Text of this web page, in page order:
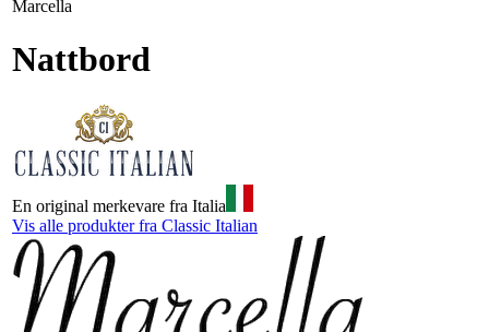
Marcella
Nattbord
En original merkevare fra Italia
Vis alle produkter fra Classic Italian